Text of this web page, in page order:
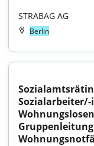
STRABAG AG
Berlin